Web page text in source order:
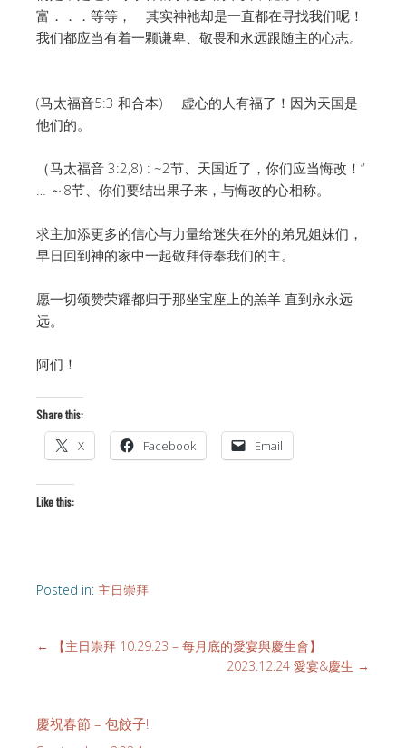
富．．．等等， 其实神祂却是一直都在寻找我们呢！
我们都应当有着一颗谦卑、敬畏和永远跟随主的心志。
(马太福音5:3 和合本) 虚心的人有福了！因为天国是
他们的。
（马太福音 3:2,8) : ~2节、天国近了，你们应当悔改！”
… ～8节、你们要结出果子来，与悔改的心相称。
求主加添更多的信心与力量给迷失在外的弟兄姐妹们，
早日回到神的家中一起敬拜侍奉我们的主。
愿一切颂赞荣耀都归于那坐宝座上的羔羊 直到永永远
远。
阿们！
Share this:
X Facebook Email
Like this:
Posted in: 主日崇拜
←
【主日崇拜 10.29.23 – 每月底的愛宴與慶生會】
2023.12.24 愛宴&慶生 →
慶祝春節 – 包餃子!